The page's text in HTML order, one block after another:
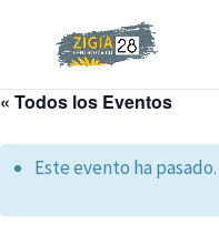
« Todos los Eventos
Este evento ha pasado.